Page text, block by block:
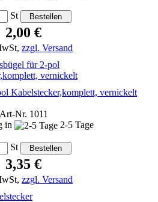
St
2,00 €
zzgl. Versand
Kabelstecker,komplett, vernickelt
Art-Nr. 1011
in
2-5 Tage
St
3,35 €
zzgl. Versand